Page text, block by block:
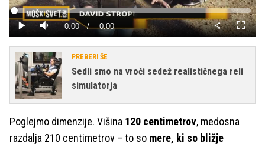
Predvajaj
PredvajajTiho Current
Time
0:00 / Duration
0:00
Loaded:
0%
način
PREBERI ŠE
Sedli smo na vroči sedež realističnega reli
simulatorja
Poglejmo dimenzije. Višina 120 centimetrov, medosna
razdalja 210 centimetrov – to so mere, ki so bližje